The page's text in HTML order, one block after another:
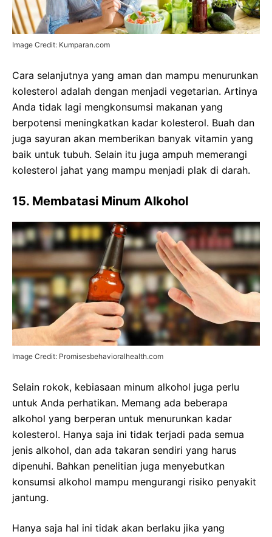
Image Credit: Kumparan.com
Cara selanjutnya yang aman dan mampu menurunkan
kolesterol adalah dengan menjadi vegetarian. Artinya
Anda tidak lagi mengkonsumsi makanan yang
berpotensi meningkatkan kadar kolesterol. Buah dan
juga sayuran akan memberikan banyak vitamin yang
baik untuk tubuh. Selain itu juga ampuh memerangi
kolesterol jahat yang mampu menjadi plak di darah.
15. Membatasi Minum Alkohol
Image Credit: Promisesbehavioralhealth.com
Selain rokok, kebiasaan minum alkohol juga perlu
untuk Anda perhatikan. Memang ada beberapa
alkohol yang berperan untuk menurunkan kadar
kolesterol. Hanya saja ini tidak terjadi pada semua
jenis alkohol, dan ada takaran sendiri yang harus
dipenuhi. Bahkan penelitian juga menyebutkan
konsumsi alkohol mampu mengurangi risiko penyakit
jantung.
Hanya saja hal ini tidak akan berlaku jika yang